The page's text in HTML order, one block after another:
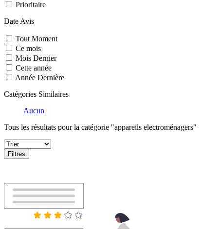
Prioritaire
Date Avis
Tout Moment
Ce mois
Mois Dernier
Cette année
Année Dernière
Catégories Similaires
Aucun
Tous les résultats pour la catégorie "appareils electroménagers"
Filtres